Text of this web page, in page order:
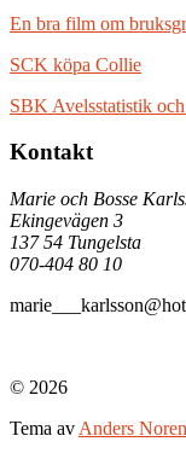
En bra film om
SCK köpa Collie
SBK Avelsstatistik
Kontakt
Marie och Bosse
Ekingevägen 3
137 54 Tungelsta
070-404 80 10
© 2026
Tema av Anders Noren